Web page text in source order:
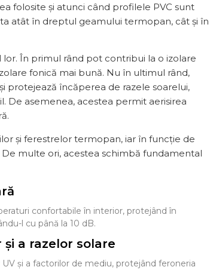
folosite și atunci când profilele PVC sunt
atât în dreptul geamului termopan, cât și în
În primul rând pot contribui la o izolare
fonică mai bună. Nu în ultimul rând,
protejează încăperea de razele soarelui,
De asemenea, acestea permit aerisirea
și ferestrelor termopan, iar în funcție de
multe ori, acestea schimbă fundamental
confortabile în interior, protejând în
l cu până la 10 dB.
a razelor solare
și a factorilor de mediu, protejând feroneria